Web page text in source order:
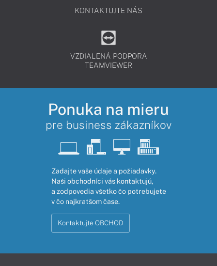
KONTAKTUJTE NÁS
VZDIALENÁ PODPORA
TEAMVIEWER
Ponuka na mieru
pre business zákazníkov
Zadajte vaše údaje a požiadavky.
Naši obchodníci vás kontaktujú,
a zodpovedia všetko čo potrebujete
v čo najkratšom čase.
Kontaktujte OBCHOD